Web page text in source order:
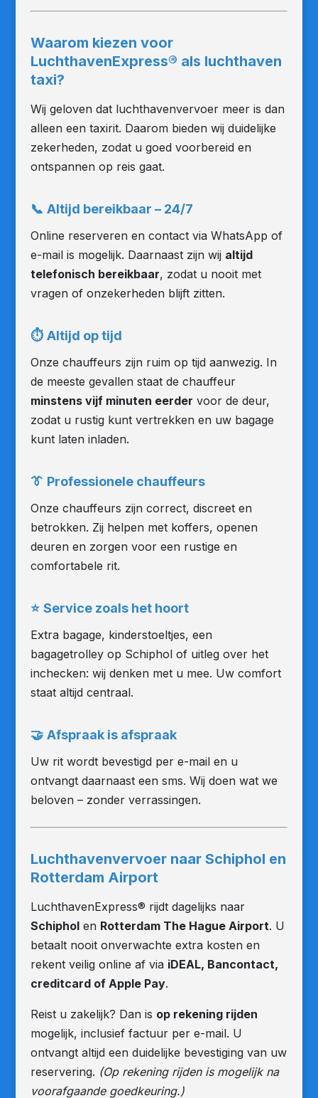
Waarom kiezen voor
LuchthavenExpress® als luchthaven
taxi?
Wij geloven dat luchthavenvervoer meer is dan
alleen een taxirit. Daarom bieden wij duidelijke
zekerheden, zodat u goed voorbereid en
ontspannen op reis gaat.
📞 Altijd bereikbaar – 24/7
Online reserveren en contact via WhatsApp of
e-mail is mogelijk. Daarnaast zijn wij altijd
telefonisch bereikbaar, zodat u nooit met
vragen of onzekerheden blijft zitten.
⏱ Altijd op tijd
Onze chauffeurs zijn ruim op tijd aanwezig. In
de meeste gevallen staat de chauffeur
minstens vijf minuten eerder voor de deur,
zodat u rustig kunt vertrekken en uw bagage
kunt laten inladen.
👔 Professionele chauffeurs
Onze chauffeurs zijn correct, discreet en
betrokken. Zij helpen met koffers, openen
deuren en zorgen voor een rustige en
comfortabele rit.
⭐ Service zoals het hoort
Extra bagage, kinderstoeltjes, een
bagagetrolley op Schiphol of uitleg over het
inchecken: wij denken met u mee. Uw comfort
staat altijd centraal.
🤝 Afspraak is afspraak
Uw rit wordt bevestigd per e-mail en u
ontvangt daarnaast een sms. Wij doen wat we
beloven – zonder verrassingen.
Luchthavenvervoer naar Schiphol en
Rotterdam Airport
LuchthavenExpress® rijdt dagelijks naar
Schipholen Rotterdam The Hague Airport. U
betaalt nooit onverwachte extra kosten en
rekent veilig online af via iDEAL, Bancontact,
creditcard of Apple Pay.
Reist u zakelijk? Dan is op rekening rijden
mogelijk, inclusief factuur per e-mail. U
ontvangt altijd een duidelijke bevestiging van uw
reservering. (Op rekening rijden is mogelijk na
voorafgaande goedkeuring.)